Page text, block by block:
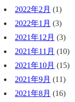
2022年2月 (1)
2022年1月 (3)
2021年12月 (3)
2021年11月 (10)
2021年10月 (15)
2021年9月 (11)
2021年8月 (16)